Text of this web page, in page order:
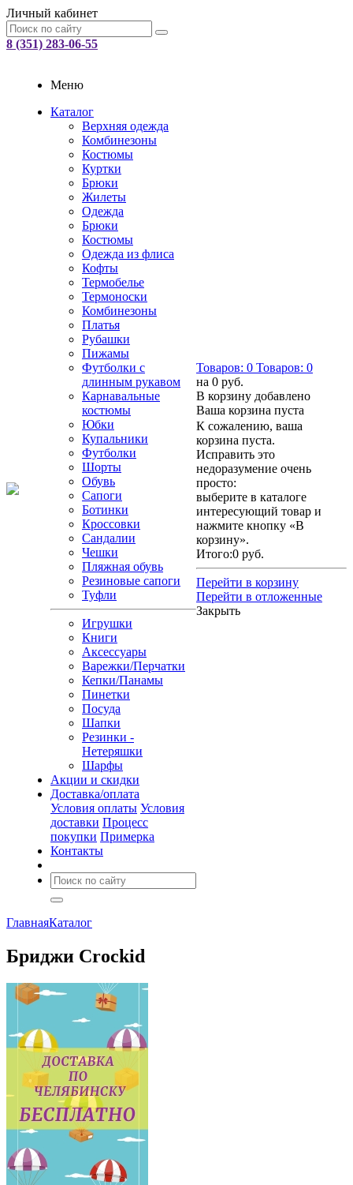
Личный кабинет
8 (351) 283-06-55
Меню
Каталог
Верхняя одежда
Комбинезоны
Костюмы
Куртки
Брюки
Жилеты
Одежда
Брюки
Костюмы
Одежда из флиса
Кофты
Термобелье
Термоноски
Комбинезоны
Платья
Рубашки
Пижамы
Футболки с
длинным рукавом
Карнавальные
костюмы
Юбки
Купальники
Футболки
Шорты
Обувь
Сапоги
Ботинки
Кроссовки
Сандалии
Чешки
Пляжная обувь
Резиновые сапоги
Туфли
Игрушки
Книги
Аксессуары
Варежки/Перчатки
Кепки/Панамы
Пинетки
Посуда
Шапки
Резинки -
Нетеряшки
Шарфы
Акции и скидки
Доставка/оплата
Условия оплаты Условия
доставки Процесс
покупки Примерка
Контакты
Товаров: 0 Товаров: 0
на 0 руб.
В корзину добавлено
Ваша корзина пуста
К сожалению, ваша
корзина пуста.
Исправить это
недоразумение очень
просто:
выберите в каталоге
интересующий товар и
нажмите кнопку «В
корзину».
Итого:0 руб.
Перейти в корзину
Перейти в отложенные
Закрыть
ГлавнаяКаталог
Бриджи Crockid